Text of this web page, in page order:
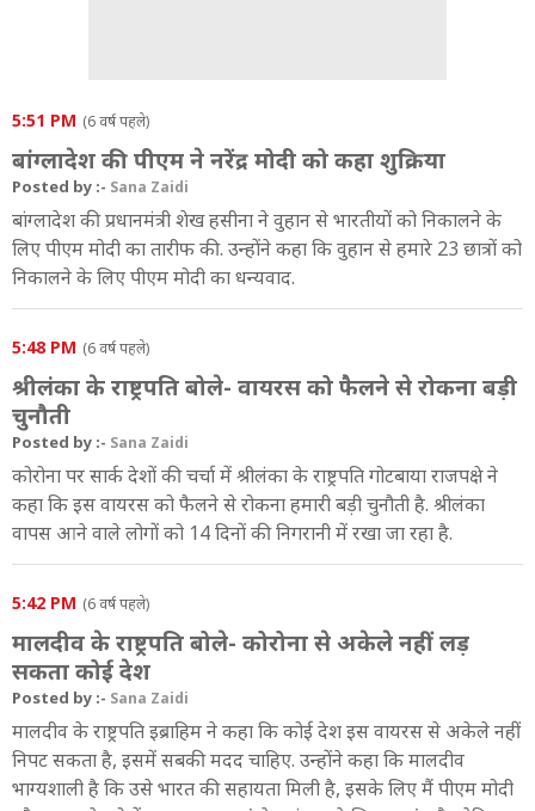
5:51 PM (6 वर्ष पहले)
बांग्लादेश की पीएम ने नरेंद्र मोदी को कहा शुक्रिया
Posted by :- Sana Zaidi
बांग्लादेश की प्रधानमंत्री शेख हसीना ने वुहान से भारतीयों को निकालने के
लिए पीएम मोदी का तारीफ की. उन्होंने कहा कि वुहान से हमारे 23 छात्रों को
निकालने के लिए पीएम मोदी का धन्यवाद.
5:48 PM (6 वर्ष पहले)
श्रीलंका के राष्ट्रपति बोले- वायरस को फैलने से रोकना बड़ी
चुनौती
Posted by :- Sana Zaidi
कोरोना पर सार्क देशों की चर्चा में श्रीलंका के राष्ट्रपति गोटबाया राजपक्षे ने
कहा कि इस वायरस को फैलने से रोकना हमारी बड़ी चुनौती है. श्रीलंका
वापस आने वाले लोगों को 14 दिनों की निगरानी में रखा जा रहा है.
5:42 PM (6 वर्ष पहले)
मालदीव के राष्ट्रपति बोले- कोरोना से अकेले नहीं लड़
सकता कोई देश
Posted by :- Sana Zaidi
मालदीव के राष्ट्रपति इब्राहिम ने कहा कि कोई देश इस वायरस से अकेले नहीं
निपट सकता है, इसमें सबकी मदद चाहिए. उन्होंने कहा कि मालदीव
भाग्यशाली है कि उसे भारत की सहायता मिली है, इसके लिए मैं पीएम मोदी